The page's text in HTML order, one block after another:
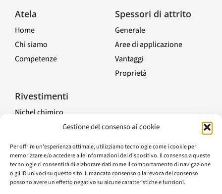
Gestione del consenso ai cookie
Per offrire un'esperienza ottimale, utilizziamo tecnologie come i cookie per
memorizzare e/o accedere alle informazioni del dispositivo. Il consenso a queste
tecnologie ci consentirà di elaborare dati come il comportamento di navigazione
o gli ID univoci su questo sito. Il mancato consenso o la revoca del consenso
possono avere un effetto negativo su alcune caratteristiche e funzioni.
Atela
Home
Chi siamo
Competenze
Navigation
Spessori di attrito
Generale
Aree di applicazione
Vantaggi
Proprietà
Rivestimenti
Nichel chimico
Compositi di nichel chimico
Altre finiture di superficie
Guida